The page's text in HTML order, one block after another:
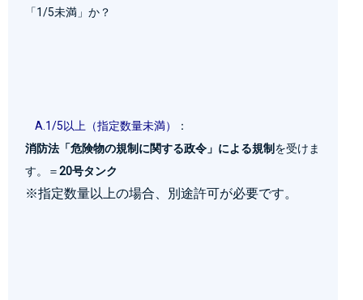
「1/5未満」か？
A.1/5以上（指定数量未満）
：
消防法「危険物の規制に関する政令」による規制 を受けま
す。＝20号タンク
※指定数量以上の場合、別途許可が必要です。